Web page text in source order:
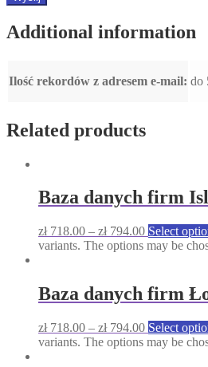
Additional information
Ilość rekordów z adresem e-mail: do
Related products
Baza danych firm
zł718.00 – zł794.00 Select
variants. The options may be
Baza danych firm
zł718.00 – zł794.00 Select
variants. The options may be